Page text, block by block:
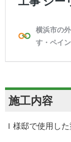
施工内容
Ｉ様邸で使用し